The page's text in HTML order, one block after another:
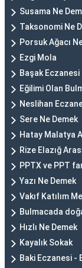
Susama Ne
Taksonomi Ne
Porsuk Ağacı
Ezgi Mola
Başak
Eğilimi Olan
Neslihan
Sere Ne Demek
Hatay Malatya
Rize Elazığ
PPTX ve PPT
Yazı Ne Demek
Vakıf Katılım
Bulmacada
Hızlı Ne Demek
Kayalık Sokak
Baki Eczanesi -